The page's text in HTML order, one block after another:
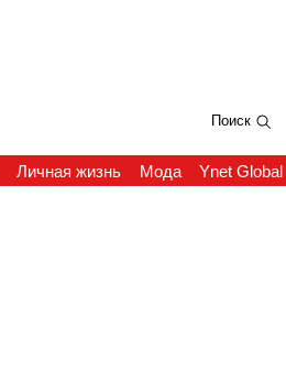
Поиск
Личная жизнь Мода Ynet Global